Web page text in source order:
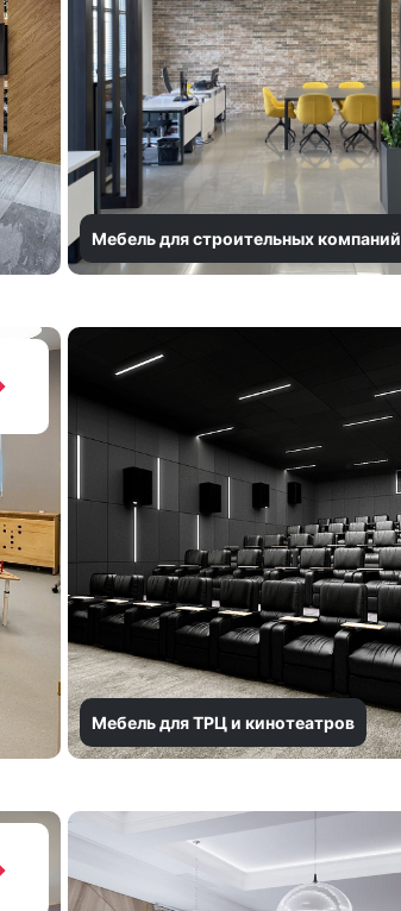
Мебель для строительных компаний
Мебель для ТРЦ и кинотеатров